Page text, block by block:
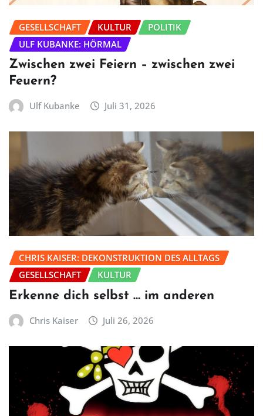
GESELLSCHAFT KULTUR
POLITIK
ULF KUBANKE: HÖRMAL
Zwischen zwei Feiern – zwischen zwei
Feuern?
Ulf Kubanke Juli 31, 2026
CHRIS KAISER: DEKONSTRUKTION DES ALLTAGS
GESELLSCHAFT
KULTUR
Erkenne dich selbst … im anderen
Chris Kaiser Juli 26, 2026